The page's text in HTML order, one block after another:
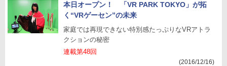
本日オープン！ 「VR PARK TOKYO」が拓
く“VRゲーセン”の未来
家庭では再現できない特別感たっぷりなVRアトラ
クションの秘密
連載第48回
(2016/12/16)